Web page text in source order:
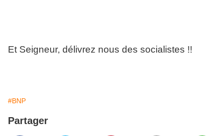
Et Seigneur, délivrez nous des socialistes !!
#BNP
Partager